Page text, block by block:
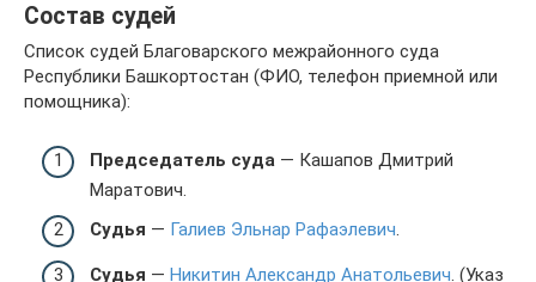
Состав судей
Список судей Благоварского межрайонного суда
Республики Башкортостан (ФИО, телефон приемной или
помощника):
Председатель суда — Кашапов Дмитрий
Маратович.
Судья — Галиев Эльнар Рафаэлевич.
Судья — Никитин Александр Анатольевич. (Указ